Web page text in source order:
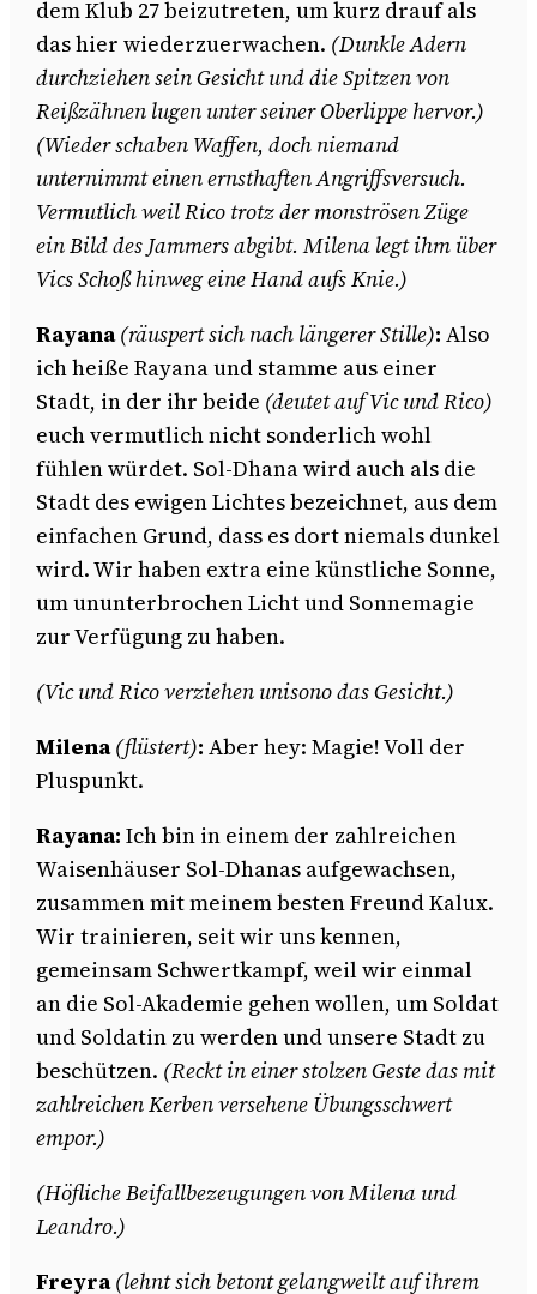
dem Klub 27 beizutreten, um kurz drauf als
das hier wiederzuerwachen. (Dunkle Adern
durchziehen sein Gesicht und die Spitzen von
Reißzähnen lugen unter seiner Oberlippe hervor.)
(Wieder schaben Waffen, doch niemand
unternimmt einen ernsthaften Angriffsversuch.
Vermutlich weil Rico trotz der monströsen Züge
ein Bild des Jammers abgibt. Milena legt ihm über
Vics Schoß hinweg eine Hand aufs Knie.)
Rayana(räuspert sich nach längerer Stille): Also
ich heiße Rayana und stamme aus einer
Stadt, in der ihr beide (deutet auf Vic und Rico)
euch vermutlich nicht sonderlich wohl
fühlen würdet. Sol-Dhana wird auch als die
Stadt des ewigen Lichtes bezeichnet, aus dem
einfachen Grund, dass es dort niemals dunkel
wird. Wir haben extra eine künstliche Sonne,
um ununterbrochen Licht und Sonnemagie
zur Verfügung zu haben.
(Vic und Rico verziehen unisono das Gesicht.)
Milena(flüstert): Aber hey: Magie! Voll der
Pluspunkt.
Rayana: Ich bin in einem der zahlreichen
Waisenhäuser Sol-Dhanas aufgewachsen,
zusammen mit meinem besten Freund Kalux.
Wir trainieren, seit wir uns kennen,
gemeinsam Schwertkampf, weil wir einmal
an die Sol-Akademie gehen wollen, um Soldat
und Soldatin zu werden und unsere Stadt zu
beschützen. (Reckt in einer stolzen Geste das mit
zahlreichen Kerben versehene Übungsschwert
empor.)
(Höfliche Beifallbezeugungen von Milena und
Leandro.)
Freyra(lehnt sich betont gelangweilt auf ihrem